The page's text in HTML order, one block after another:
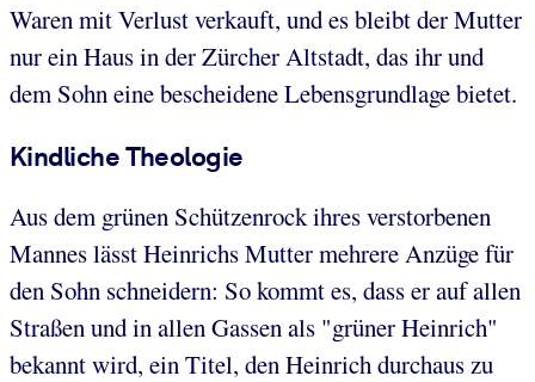
Waren mit Verlust verkauft, und es bleibt der Mutter
nur ein Haus in der Zürcher Altstadt, das ihr und
dem Sohn eine bescheidene Lebensgrundlage bietet.
Kindliche Theologie
Aus dem grünen Schützenrock ihres verstorbenen
Mannes lässt Heinrichs Mutter mehrere Anzüge für
den Sohn schneidern: So kommt es, dass er auf allen
Straßen und in allen Gassen als "grüner Heinrich"
bekannt wird, ein Titel, den Heinrich durchaus zu